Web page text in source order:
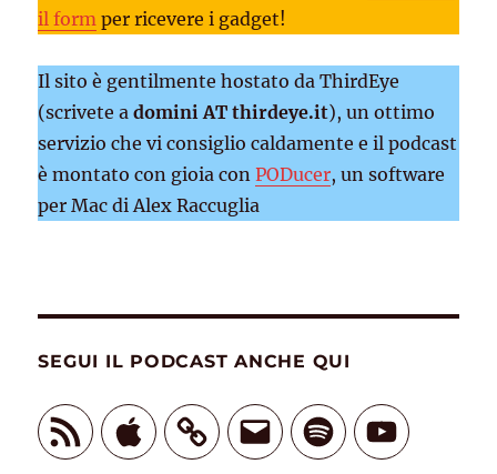
il form per ricevere i gadget!
Il sito è gentilmente hostato da ThirdEye
(scrivete adomini AT thirdeye.it), un ottimo
servizio che vi consiglio caldamente e il podcast
è montato con gioia conPODucer, un software
per Mac di Alex Raccuglia
SEGUI IL PODCAST ANCHE QUI
Feed
RSS
Apple Email Spotify YouTube